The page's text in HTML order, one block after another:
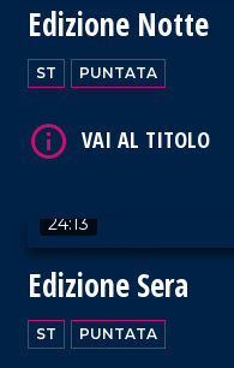
Edizione Notte
ST PUNTATA
24:13
Edizione Sera
ST PUNTATA
VAI AL TITOLO
VAI AL TITOLO